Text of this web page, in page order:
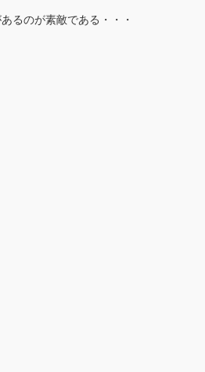
るのが素敵である・・・